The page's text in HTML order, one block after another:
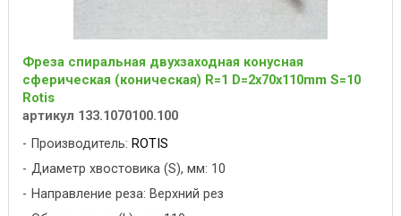
Фреза спиральная двухзаходная конусная
сферическая (коническая) R=1 D=2x70x110mm S=10
Rotis
артикул 133.1070100.100
Производитель: ROTIS
Диаметр хвостовика (S), мм: 10
Направление реза: Верхний рез